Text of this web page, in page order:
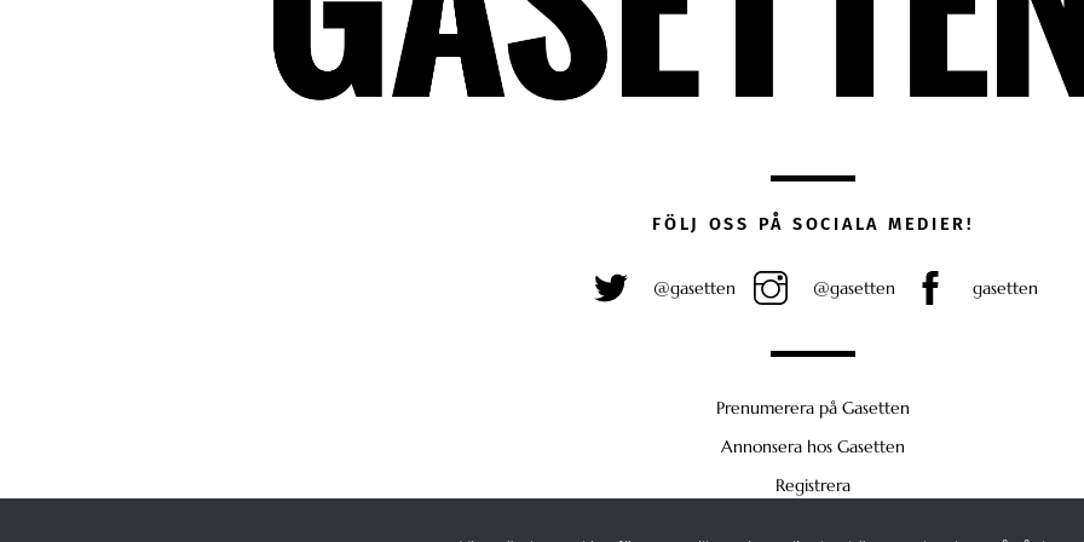
FÖLJ OSS PÅ SOCIALA MEDIER!
@gasetten @gasetten gasetten
Prenumerera på Gasetten
Annonsera hos Gasetten
Registrera